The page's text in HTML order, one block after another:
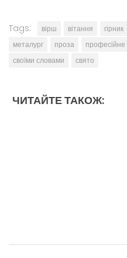
Tags: вірш вітання гірник
металург
проза професійне
своїми словами
свято
ЧИТАЙТЕ ТАКОЖ: